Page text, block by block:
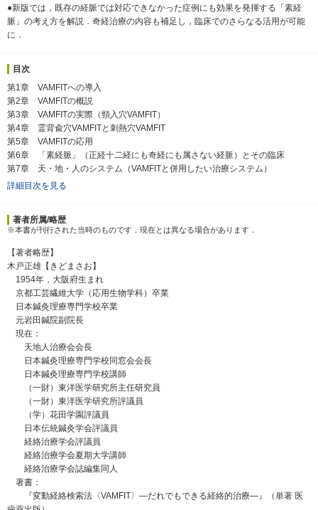
●新版では，既存の経脈では対応できなかった症例にも効果を発揮する「素経
脈」の考え方を解説．奇経治療の内容も補足し，臨床でのさらなる活用が可能
に．
目次
第1章 VAMFITへの導入
第2章 VAMFITの概説
第3章 VAMFITの実際（頸入穴VAMFIT）
第4章 霊背兪穴VAMFITと刺熱穴VAMFIT
第5章 VAMFITの応用
第6章 「素経脈」（正経十二経にも奇経にも属さない経脈）とその臨床
第7章 天・地・人のシステム（VAMFITと併用したい治療システム）
詳細目次を見る
著者所属/略歴
※本書が刊行された当時のものです．現在とは異なる場合があります．
【著者略歴】
木戸正雄【きどまさお】
1954年，大阪府生まれ
京都工芸繊維大学（応用生物学科）卒業
日本鍼灸理療専門学校卒業
元岩田鍼院副院長
現在：
天地人治療会会長
日本鍼灸理療専門学校同窓会会長
日本鍼灸理療専門学校講師
（一財）東洋医学研究所主任研究員
（一財）東洋医学研究所評議員
（学）花田学園評議員
日本伝統鍼灸学会評議員
経絡治療学会評議員
経絡治療学会夏期大学講師
経絡治療学会誌編集同人
著書：
『変動経絡検索法〈VAMFIT〉―だれでもできる経絡的治療―』（単著 医